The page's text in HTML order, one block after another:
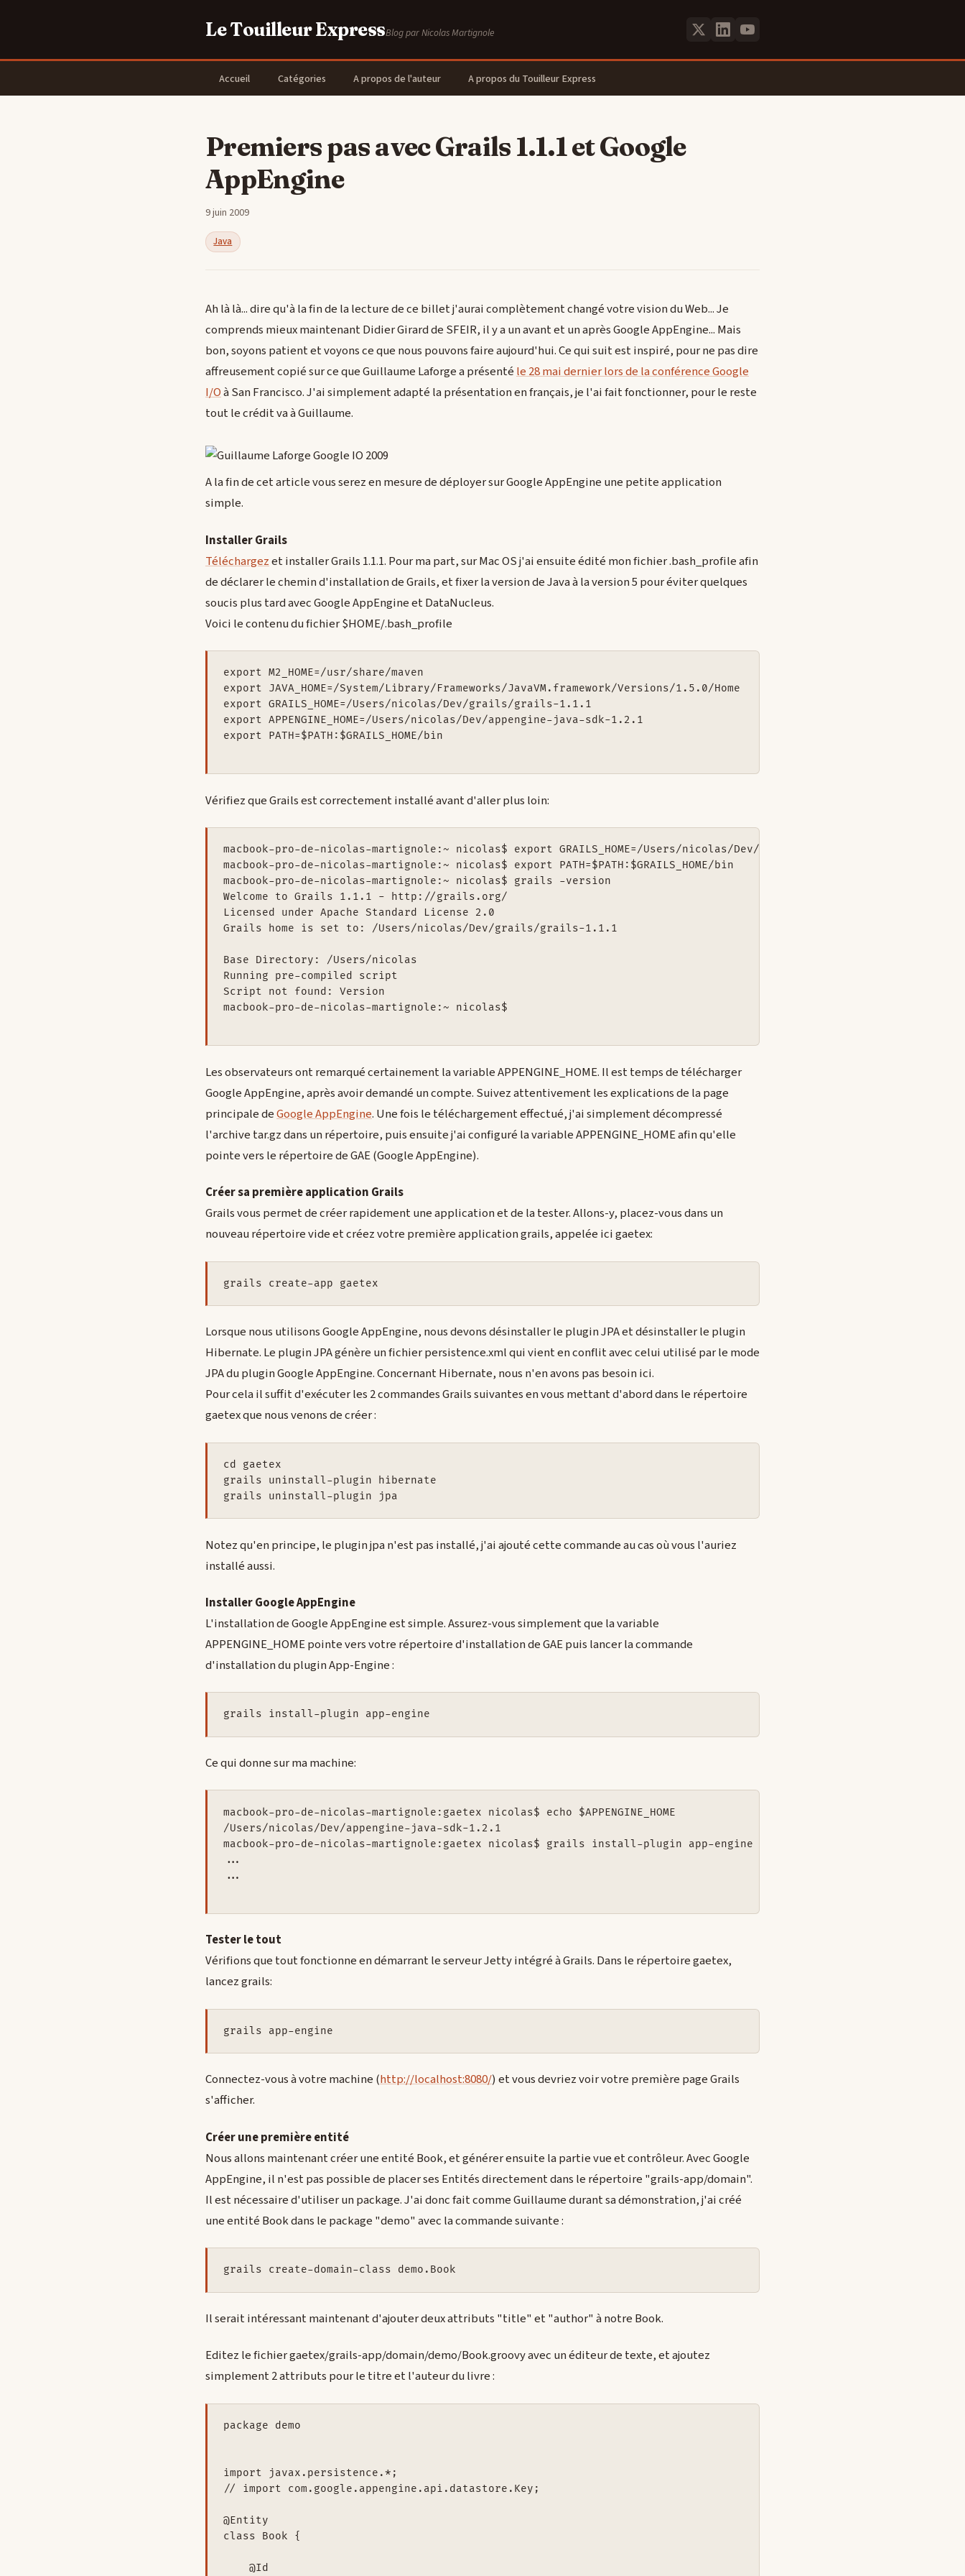
Le Touilleur ExpressBlog par Nicolas Martignole
Accueil Catégories A propos de l'auteur A propos du Touilleur Express
Premiers pas avec Grails 1.1.1 et Google
AppEngine
9 juin 2009
Java
Ah là là... dire qu'à la fin de la lecture de ce billet j'aurai complètement changé votre vision du Web... Je
comprends mieux maintenant Didier Girard de SFEIR, il y a un avant et un après Google AppEngine... Mais
bon, soyons patient et voyons ce que nous pouvons faire aujourd'hui. Ce qui suit est inspiré, pour ne pas dire
affreusement copié sur ce que Guillaume Laforge a présenté le 28 mai dernier lors de la conférence Google
I/Oà San Francisco. J'ai simplement adapté la présentation en français, je l'ai fait fonctionner, pour le reste
tout le crédit va à Guillaume.
A la fin de cet article vous serez en mesure de déployer sur Google AppEngine une petite application
simple.
Installer Grails
Téléchargezet installer Grails 1.1.1. Pour ma part, sur Mac OS j'ai ensuite édité mon fichier .bash_profile afin
de déclarer le chemin d'installation de Grails, et fixer la version de Java à la version 5 pour éviter quelques
soucis plus tard avec Google AppEngine et DataNucleus.
Voici le contenu du fichier $HOME/.bash_profile
export M2_HOME=/usr/share/maven
export JAVA_HOME=/System/Library/Frameworks/JavaVM.framework/Versions/1.5.0/Home
export GRAILS_HOME=/Users/nicolas/Dev/grails/grails-1.1.1
export APPENGINE_HOME=/Users/nicolas/Dev/appengine-java-sdk-1.2.1
export PATH=$PATH:$GRAILS_HOME/bin
Vérifiez que Grails est correctement installé avant d'aller plus loin:
macbook-pro-de-nicolas-martignole:~ nicolas$ export GRAILS_HOME=/Users/nicolas/Dev/grails/grails-1.1.1
macbook-pro-de-nicolas-martignole:~ nicolas$ export PATH=$PATH:$GRAILS_HOME/bin
macbook-pro-de-nicolas-martignole:~ nicolas$ grails -version
Welcome to Grails 1.1.1 - http://grails.org/
Licensed under Apache Standard License 2.0
Grails home is set to: /Users/nicolas/Dev/grails/grails-1.1.1
Base Directory: /Users/nicolas
Running pre-compiled script
Script not found: Version
macbook-pro-de-nicolas-martignole:~ nicolas$
Les observateurs ont remarqué certainement la variable APPENGINE_HOME. Il est temps de télécharger
Google AppEngine, après avoir demandé un compte. Suivez attentivement les explications de la page
principale deGoogle AppEngine. Une fois le téléchargement effectué, j'ai simplement décompressé
l'archive tar.gz dans un répertoire, puis ensuite j'ai configuré la variable APPENGINE_HOME afin qu'elle
pointe vers le répertoire de GAE (Google AppEngine).
Créer sa première application Grails
Grails vous permet de créer rapidement une application et de la tester. Allons-y, placez-vous dans un
nouveau répertoire vide et créez votre première application grails, appelée ici gaetex:
Lorsque nous utilisons Google AppEngine, nous devons désinstaller le plugin JPA et désinstaller le plugin
Hibernate. Le plugin JPA génère un fichier persistence.xml qui vient en conflit avec celui utilisé par le mode
JPA du plugin Google AppEngine. Concernant Hibernate, nous n'en avons pas besoin ici.
Pour cela il suffit d'exécuter les 2 commandes Grails suivantes en vous mettant d'abord dans le répertoire
gaetex que nous venons de créer :
cd gaetex
grails uninstall-plugin hibernate
Notez qu'en principe, le plugin jpa n'est pas installé, j'ai ajouté cette commande au cas où vous l'auriez
installé aussi.
Installer Google AppEngine
L'installation de Google AppEngine est simple. Assurez-vous simplement que la variable
APPENGINE_HOME pointe vers votre répertoire d'installation de GAE puis lancer la commande
d'installation du plugin App-Engine :
grails install-plugin app-engine
Ce qui donne sur ma machine:
macbook-pro-de-nicolas-martignole:gaetex nicolas$ echo $APPENGINE_HOME
/Users/nicolas/Dev/appengine-java-sdk-1.2.1
macbook-pro-de-nicolas-martignole:gaetex nicolas$ grails install-plugin app-engine
...
...
Tester le tout
Vérifions que tout fonctionne en démarrant le serveur Jetty intégré à Grails. Dans le répertoire gaetex,
lancez grails:
grails app-engine
Connectez-vous à votre machine (http://localhost:8080/) et vous devriez voir votre première page Grails
s'afficher.
Créer une première entité
Nous allons maintenant créer une entité Book, et générer ensuite la partie vue et contrôleur. Avec Google
AppEngine, il n'est pas possible de placer ses Entités directement dans le répertoire "grails-app/domain".
Il est nécessaire d'utiliser un package. J'ai donc fait comme Guillaume durant sa démonstration, j'ai créé
une entité Book dans le package "demo" avec la commande suivante :
grails create-domain-class demo.Book
Il serait intéressant maintenant d'ajouter deux attributs "title" et "author" à notre Book.
Editez le fichier gaetex/grails-app/domain/demo/Book.groovy avec un éditeur de texte, et ajoutez
simplement 2 attributs pour le titre et l'auteur du livre :
package demo
import javax.persistence.*;
// import com.google.appengine.api.datastore.Key;
@Entity
class Book {
    @Id